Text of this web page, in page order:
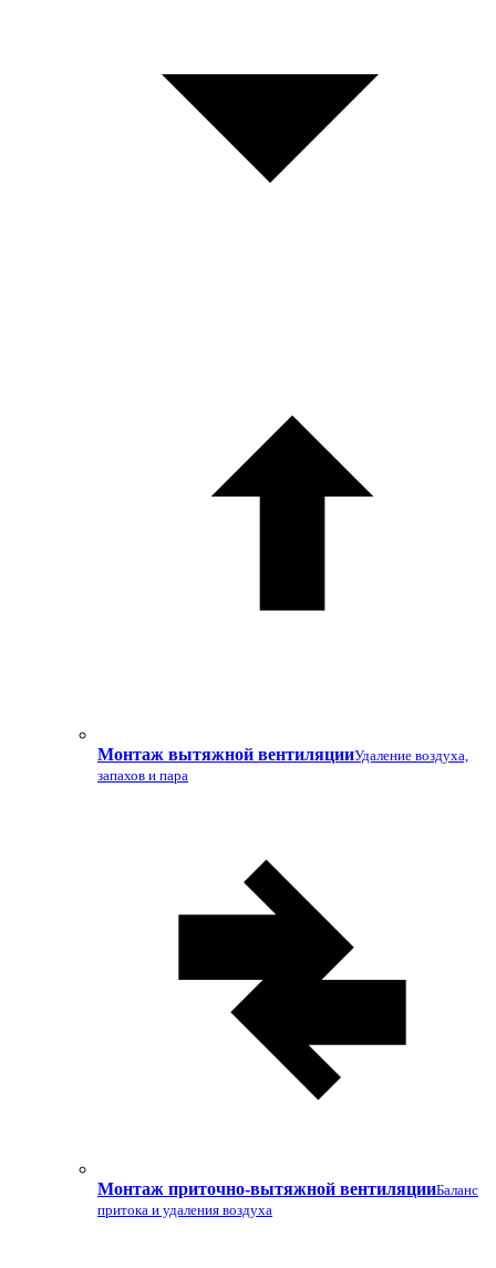
Монтаж вытяжной вентиляцииУдаление воздуха,
запахов и пара
Монтаж приточно-вытяжной вентиляцииБаланс
притока и удаления воздуха